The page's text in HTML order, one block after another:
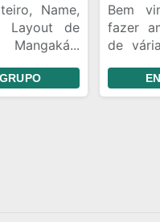
Name,
Layout de
no grupo.
Bem
fazer
de
ganha
entrar ^^